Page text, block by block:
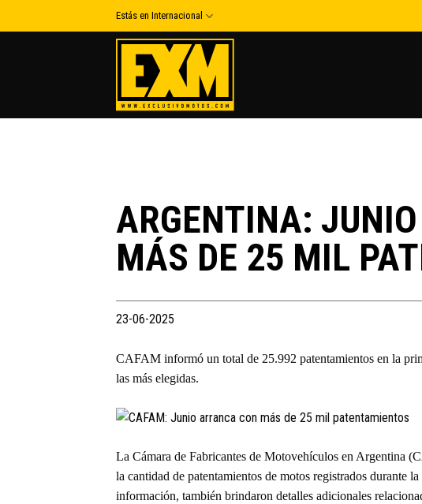
to
Estás en Internacional
ARGENTINA:
MÁS DE 25 MIL
23-06-2025
CAFAM informó un total de 25.992 patentamientos en la
las más elegidas.
La Cámara de Fabricantes de Motovehículos en Argentina
la cantidad de patentamientos de motos registrados durante
información, también brindaron detalles adicionales